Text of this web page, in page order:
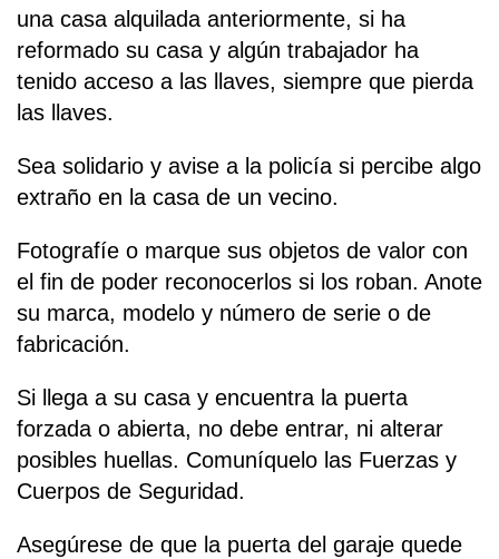
una casa alquilada anteriormente, si ha
reformado su casa y algún trabajador ha
tenido acceso a las llaves, siempre que pierda
las llaves.
Sea solidario y avise a la policía si percibe algo
extraño en la casa de un vecino.
Fotografíe o marque sus objetos de valor con
el fin de poder reconocerlos si los roban. Anote
su marca, modelo y número de serie o de
fabricación.
Si llega a su casa y encuentra la puerta
forzada o abierta, no debe entrar, ni alterar
posibles huellas. Comuníquelo las Fuerzas y
Cuerpos de Seguridad.
Asegúrese de que la puerta del garaje quede